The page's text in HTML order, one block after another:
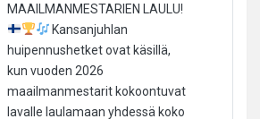
MAAILMANMESTARIEN LAULU!
Kansanjuhlan
huipennushetket ovat käsillä,
kun vuoden 2026
maailmanmestarit kokoontuvat
lavalle laulamaan yhdessä koko